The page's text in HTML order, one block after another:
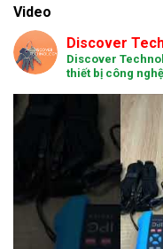
Video
Discover
Discover
thiết bị công nghệ